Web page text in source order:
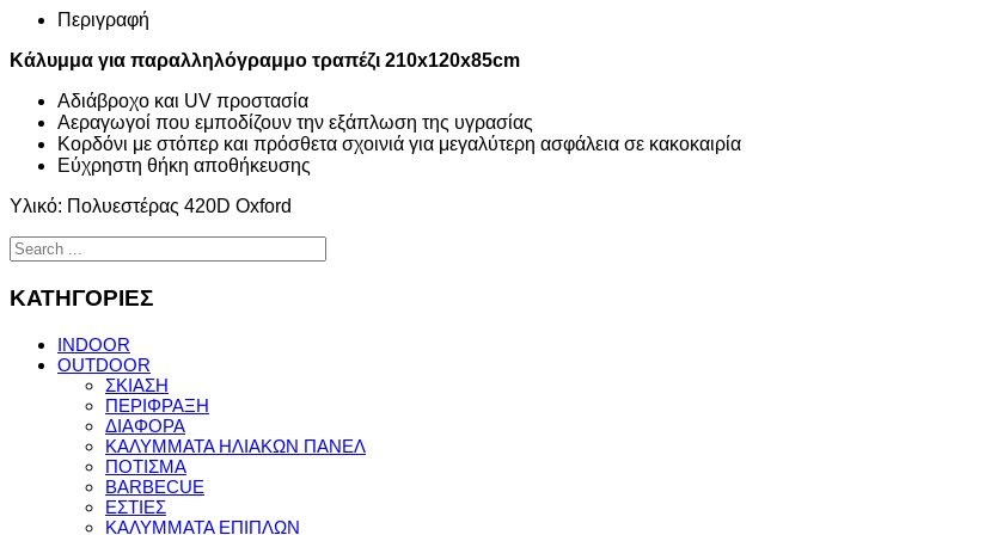
Περιγραφή
Κάλυμμα για παραλληλόγραμμο τραπέζι 210x120x85cm
Αδιάβροχο και UV προστασία
Αεραγωγοί που εμποδίζουν την εξάπλωση της υγρασίας
Κορδόνι με στόπερ και πρόσθετα σχοινιά για μεγαλύτερη ασφάλεια σε κακοκαιρία
Εύχρηστη θήκη αποθήκευσης
Υλικό: Πολυεστέρας 420D Oxford
ΚΑΤΗΓΟΡΙΕΣ
INDOOR
OUTDOOR
ΣΚΙΑΣΗ
ΠΕΡΙΦΡΑΞΗ
ΔΙΑΦΟΡΑ
ΚΑΛΥΜΜΑΤΑ ΗΛΙΑΚΩΝ ΠΑΝΕΛ
ΠΟΤΙΣΜΑ
BARBECUE
ΕΣΤΙΕΣ
ΚΑΛΥΜΜΑΤΑ ΕΠΙΠΛΩΝ